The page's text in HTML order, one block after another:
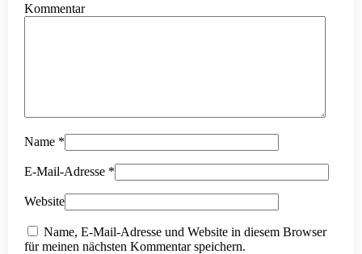
Kommentar
Name *
E-Mail-Adresse *
Website
Name, E-Mail-Adresse und Website in diesem Browser
für meinen nächsten Kommentar speichern.